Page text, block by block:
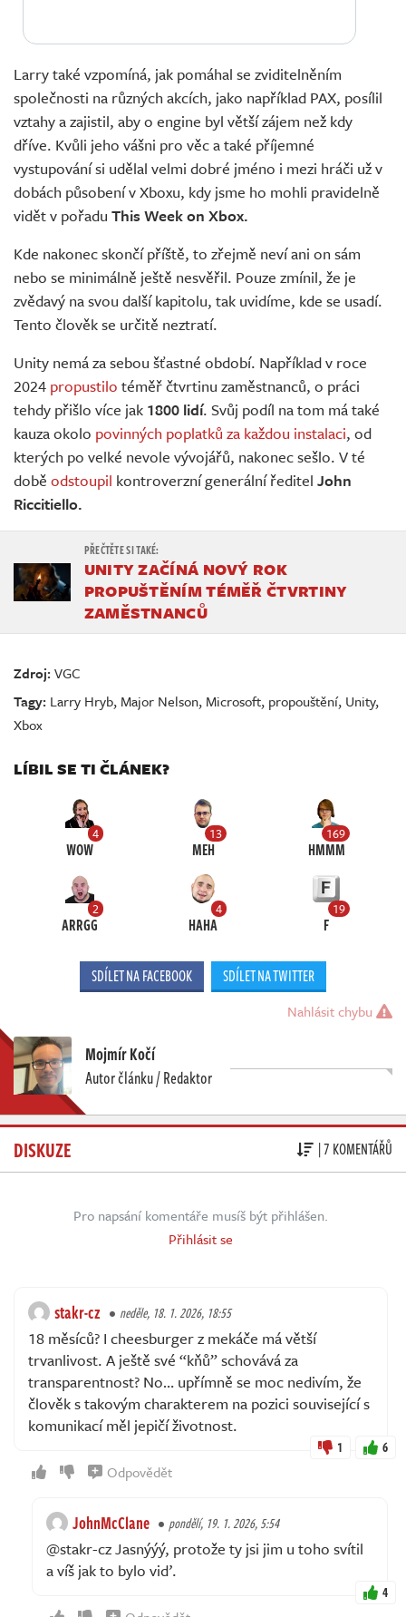
Larry také vzpomíná, jak pomáhal se zviditelněním
společnosti na různých akcích, jako například PAX, posílil
vztahy a zajistil, aby o engine byl větší zájem než kdy
dříve. Kvůli jeho vášni pro věc a také příjemné
vystupování si udělal velmi dobré jméno i mezi hráči už v
dobách působení v Xboxu, kdy jsme ho mohli pravidelně
vidět v pořadu This Week on Xbox.
Kde nakonec skončí příště, to zřejmě neví ani on sám
nebo se minimálně ještě nesvěřil. Pouze zmínil, že je
zvědavý na svou další kapitolu, tak uvidíme, kde se usadí.
Tento člověk se určitě neztratí.
Unity nemá za sebou šťastné období. Například v roce
2024 propustilo téměř čtvrtinu zaměstnanců, o práci
tehdy přišlo více jak 1800 lidí. Svůj podíl na tom má také
kauza okolo povinných poplatků za každou instalaci, od
kterých po velké nevole vývojářů, nakonec sešlo. V té
době odstoupil kontroverzní generální ředitel John
Riccitiello.
UNITY ZAČÍNÁ NOVÝ ROK
PROPUŠTĚNÍM TÉMĚŘ ČTVRTINY
ZAMĚSTNANCŮ
Zdroj:VGC
Tagy: Larry Hryb, Major Nelson, Microsoft, propouštění, Unity,
Xbox
LÍBIL SE TI ČLÁNEK?
4
WOW
13
MEH
169
HMMM
2
ARRGG
4
HAHA
19
F
SDÍLET NA FACEBOOK SDÍLET NA TWITTER
Nahlásit chybu
Mojmír Kočí
Autor článku / Redaktor
DISKUZE | 7 KOMENTÁŘŮ
Pro napsání komentáře musíš být přihlášen.
Přihlásit se
stakr-cz neděle, 18. 1. 2026, 18:55
18 měsíců? I cheesburger z mekáče má větší
trvanlivost. A ještě své “kňů” schovává za
transparentnost? No… upřímně se moc nedivím, že
člověk s takovým charakterem na pozici související s
komunikací měl jepičí životnost.
1 6
Odpovědět
JohnMcClane pondělí, 19. 1. 2026, 5:54
@stakr-cz Jasnýýý, protože ty jsi jim u toho svítil
a víš jak to bylo viď.
4